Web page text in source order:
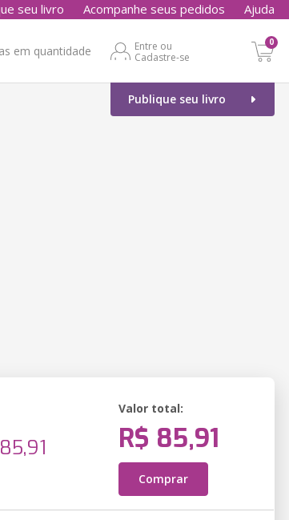
seu livro Acompanhe seus pedidos Ajuda
em quantidade
Entre ou
Cadastre-se
0
Publique seu livro
Valor total:
R$ 85,91
Comprar